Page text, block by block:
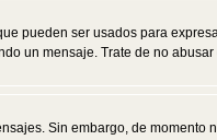
pueden ser usados para
un mensaje. Trate de no
Sin embargo, de